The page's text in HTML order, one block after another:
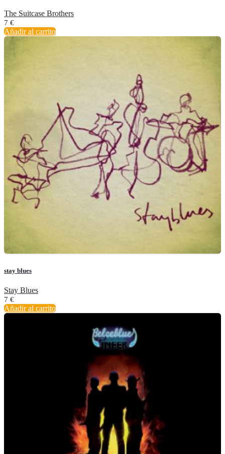
The Suitcase Brothers
7 €
Añadir al carrito
stay blues
Stay Blues
7 €
Añadir al carrito